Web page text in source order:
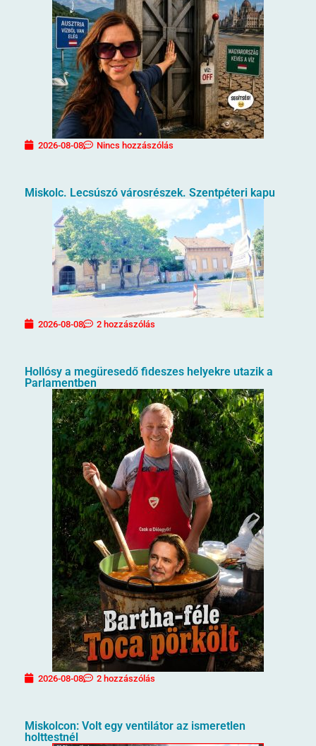
2026-08-08 Nincs hozzászólás
Miskolc. Lecsúszó városrészek. Szentpéteri kapu
2026-08-08 2 hozzászólás
Hollósy a megüresedő fideszes helyekre utazik a
Parlamentben
2026-08-08 2 hozzászólás
Miskolcon: Volt egy ventilátor az ismeretlen
holttestnél